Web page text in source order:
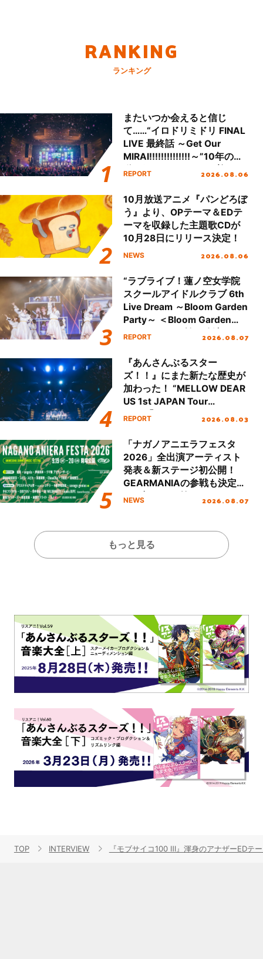
RANKING
ランキング
またいつか会えると信じ
て……“イロドリミドリ FINAL
LIVE 最終話 ～Get Our
MIRAI!!!!!!!!!!!!!!～”10年の活
動を経てファイナルを迎える
REPORT 2026.08.06
10月放送アニメ『パンどろぼ
う』より、OPテーマ＆EDテ
ーマを収録した主題歌CDが
10月28日にリリース決定！
NEWS 2026.08.06
“ラブライブ！蓮ノ空女学院
スクールアイドルクラブ 6th
Live Dream ～Bloom Garden
Party～ ＜Bloom Garden
Party Stage／埼玉公演＞”
REPORT 2026.08.07
『あんさんぶるスター
ズ！！』にまた新たな歴史が
加わった！ “MELLOW DEAR
US 1st JAPAN Tour
Final「NICE to meet YOU
ート!!
REPORT 2026.08.03
「ナガノアニエラフェスタ
2026」全出演アーティスト
発表＆新ステージ初公開！
GEARMANIAの参戦も決定
し、初となる第3ステージの
NEWS 2026.08.07
もっと見る
TOP INTERVIEW 『モブサイコ100 Ⅲ』渾身のアナザーEDテ